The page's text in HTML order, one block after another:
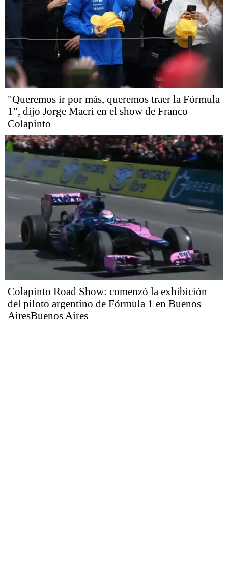
"Queremos ir por más, queremos traer la Fórmula
1", dijo Jorge Macri en el show de Franco
Colapinto
Colapinto Road Show: comenzó la exhibición
del piloto argentino de Fórmula 1 en Buenos
AiresBuenos Aires